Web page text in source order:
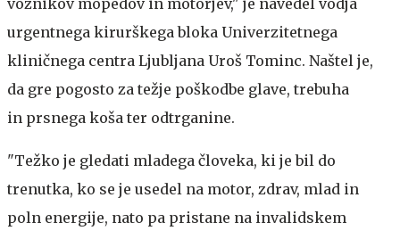
urgentnega kirurškega bloka Univerzitetnega
kliničnega centra Ljubljana Uroš Tominc. Naštel je,
da gre pogosto za težje poškodbe glave, trebuha
in prsnega koša ter odtrganine.
"Težko je gledati mladega človeka, ki je bil do
trenutka, ko se je usedel na motor, zdrav, mlad in
poln energije, nato pa pristane na invalidskem